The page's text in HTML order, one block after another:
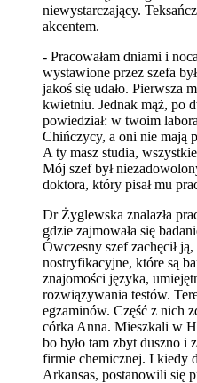
niewystarczający.
akcentem.
- Pracowałam dniami i
wystawione przez szefa
jakoś się udało. Pierwsza
kwietniu. Jednak mąż, po
powiedział: w twoim
Chińczycy, a oni nie mają
A ty masz studia,
Mój szef był
doktora, który pisał mu
Dr Żyglewska znalazła
gdzie zajmowała się
Ówczesny szef zachęcił
nostryfikacyjne, które są
znajomości języka,
rozwiązywania testów.
egzaminów. Część z nich
córka Anna. Mieszkali w
bo było tam zbyt duszno i
firmie chemicznej. I kiedy
Arkansas, postanowili się